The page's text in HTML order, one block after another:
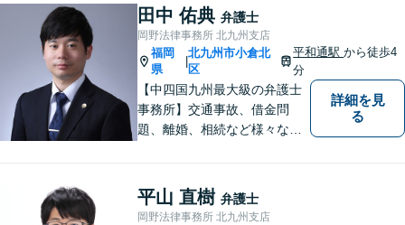
会話のキャッチボールを積み
重ねながら解決へと動いてま
いります。【韓国語対応可】
田中 佑典 弁護士
岡野法律事務所 北九州支店
福岡
県
|
北九州市小倉北
区
平和通駅から徒歩4
分
【中四国九州最大級の弁護士
事務所】交通事故、借金問
題、離婚、相続など様々な問
料」の相談を行っています！
まずはお気軽にご相談くださ
い！
詳細を見
る
平山 直樹 弁護士
岡野法律事務所 北九州支店